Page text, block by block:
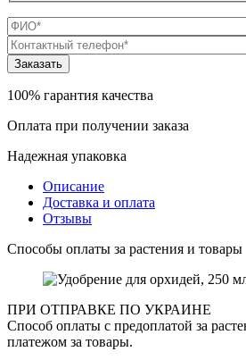
100% гарантия качества
Оплата при получении заказа
Надежная упаковка
Описание
Доставка и оплата
Отзывы
Способы оплаты за растения и товары
ПРИ ОТПРАВКЕ ПО УКРАИНЕ
Способ оплаты с предоплатой за
платежом за товары.